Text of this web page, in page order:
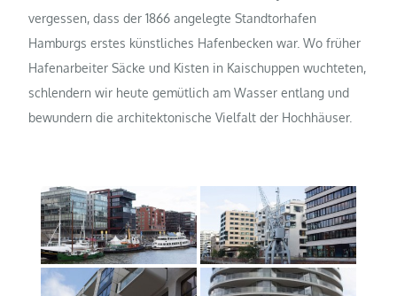
vergessen, dass der 1866 angelegte Standtorhafen
Hamburgs erstes künstliches Hafenbecken war. Wo früher
Hafenarbeiter Säcke und Kisten in Kaischuppen wuchteten,
schlendern wir heute gemütlich am Wasser entlang und
bewundern die architektonische Vielfalt der Hochhäuser.